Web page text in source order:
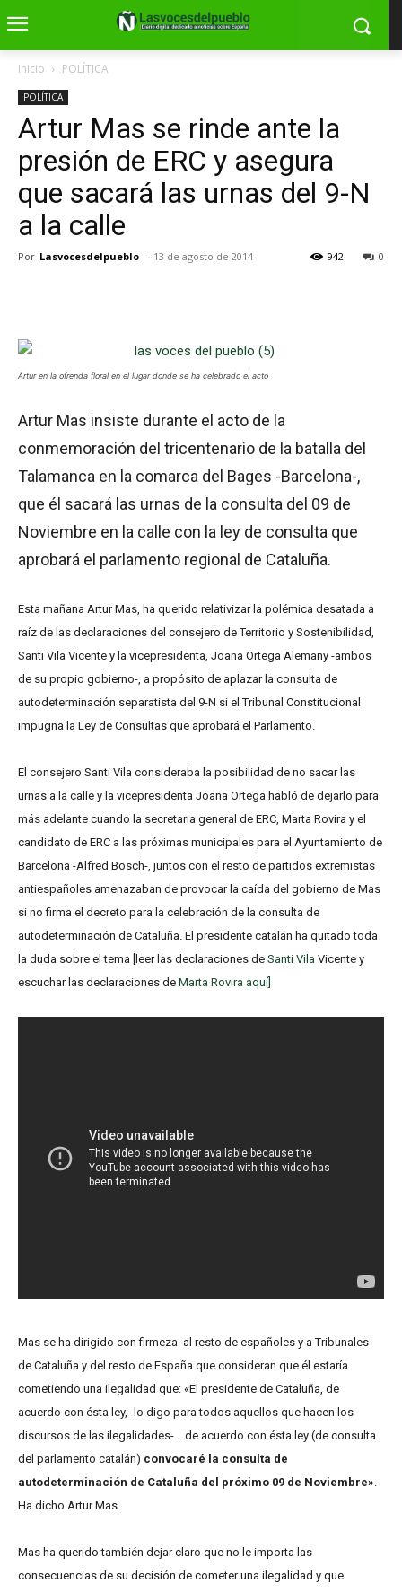
Inicio POLÍTICA
POLÍTICA
Artur Mas se rinde ante la
presión de ERC y asegura
que sacará las urnas del 9-N
a la calle
Por Lasvocesdelpueblo - 13 de agosto de 2014 0
942
Artur en la ofrenda floral en el lugar donde se ha celebrado el acto
Artur Mas insiste durante el acto de la
conmemoración del tricentenario de la batalla del
Talamanca en la comarca del Bages -Barcelona-,
que él sacará las urnas de la consulta del 09 de
Noviembre en la calle con la ley de consulta que
aprobará el parlamento regional de Cataluña.
Esta mañana Artur Mas, ha querido relativizar la polémica desatada a
raíz de las declaraciones del consejero de Territorio y Sostenibilidad,
Santi Vila Vicente y la vicepresidenta, Joana Ortega Alemany -ambos
de su propio gobierno-, a propósito de aplazar la consulta de
autodeterminación separatista del 9-N si el Tribunal Constitucional
impugna la Ley de Consultas que aprobará el Parlamento.
El consejero Santi Vila consideraba la posibilidad de no sacar las
urnas a la calle y la vicepresidenta Joana Ortega habló de dejarlo para
más adelante cuando la secretaria general de ERC, Marta Rovira y el
candidato de ERC a las próximas municipales para el Ayuntamiento de
Barcelona -Alfred Bosch-, juntos con el resto de partidos extremistas
antiespañoles amenazaban de provocar la caída del gobierno de Mas
si no firma el decreto para la celebración de la consulta de
autodeterminación de Cataluña. El presidente catalán ha quitado toda
la duda sobre el tema [leer las declaraciones de Santi Vila Vicente y
escuchar las declaraciones de Marta Rovira aquí]
Mas se ha dirigido con firmeza al resto de españoles y a Tribunales
de Cataluña y del resto de España que consideran que él estaría
cometiendo una ilegalidad que: «El presidente de Cataluña, de
acuerdo con ésta ley, -lo digo para todos aquellos que hacen los
discursos de las ilegalidades-… de acuerdo con ésta ley (de consulta
del parlamento catalán) convocaré la consulta de
autodeterminación de Cataluña del próximo 09 de Noviembre».
Ha dicho Artur Mas
Mas ha querido también dejar claro que no le importa las
consecuencias de su decisión de cometer una ilegalidad y que